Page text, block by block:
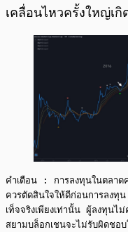
เคลื่อนไหวครั้งใหญ่เกิ
คำเตือน : การลงทุนในตลาด
ควรตัดสินใจให้ดีก่อนการลงทุ
เท็จจริงเพียงเท่านั้น ผู้ลงทุนไ
สยามบล็อกเชนจะไม่รับผิดช